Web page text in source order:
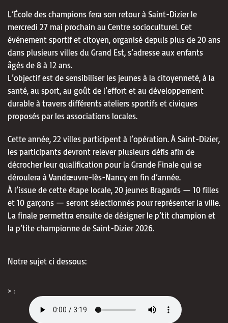
L’École des champions fera son retour à Saint-Dizier le
mercredi 27 mai prochain au Centre socioculturel. Cet
événement sportif et citoyen, organisé depuis plus de 20 ans
dans plusieurs villes du Grand Est, s’adresse aux enfants
âgés de 8 à 12 ans.
L’objectif est de sensibiliser les jeunes à la citoyenneté, à la
santé, au sport, au goût de l’effort et au développement
durable à travers différents ateliers sportifs et civiques
proposés par les associations locales.
Cette année, 22 villes participent à l’opération. À Saint-Dizier,
les participants devront relever plusieurs défis afin de
décrocher leur qualification pour la Grande Finale qui se
déroulera à Vandœuvre-lès-Nancy en fin d’année.
À l’issue de cette étape locale, 20 jeunes Bragards — 10 filles
et 10 garçons — seront sélectionnés pour représenter la ville.
La finale permettra ensuite de désigner le p’tit champion et
la p’tite championne de Saint-Dizier 2026.
Notre sujet ci dessous:
> :